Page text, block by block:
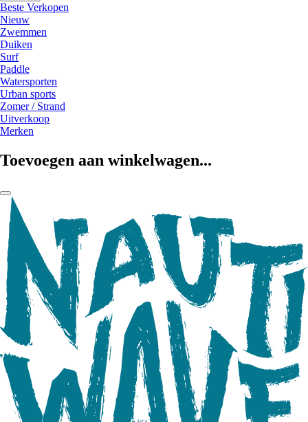
Beste Verkopen
Nieuw
Zwemmen
Duiken
Surf
Paddle
Watersporten
Urban sports
Zomer / Strand
Uitverkoop
Merken
Toevoegen aan winkelwagen...